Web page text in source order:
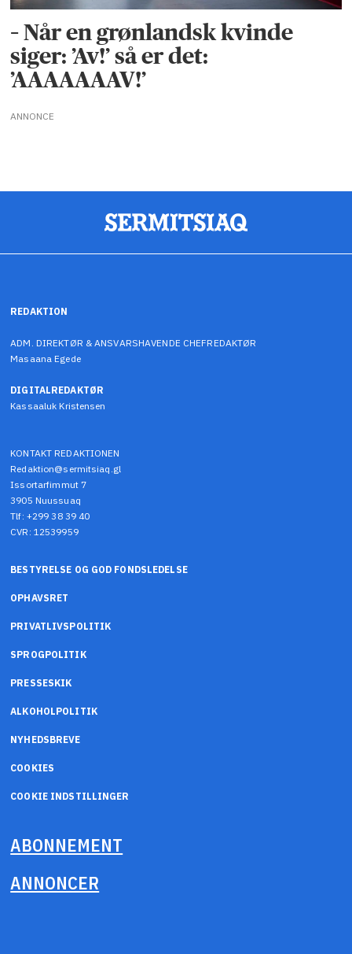
– Når en grønlandsk kvinde
siger: ’Av!’ så er det:
’AAAAAAAV!’
ANNONCE
REDAKTION
ADM. DIREKTØR & ANSVARSHAVENDE CHEFREDAKTØR
Masaana Egede
DIGITALREDAKTØR
Kassaaluk Kristensen
KONTAKT REDAKTIONEN
Redaktion@sermitsiaq.gl
Issortarfimmut 7
3905 Nuussuaq
Tlf: +299 38 39 40
CVR: 12539959
BESTYRELSE OG GOD FONDSLEDELSE
OPHAVSRET
PRIVATLIVSPOLITIK
SPROGPOLITIK
PRESSESKIK
ALKOHOLPOLITIK
NYHEDSBREVE
COOKIES
COOKIE INDSTILLINGER
ABONNEMENT
ANNONCER